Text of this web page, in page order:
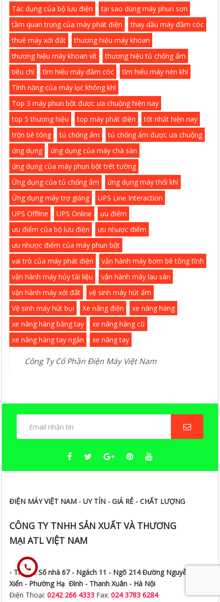
Tác dụng của bộ lưu điện
tại sao dùng máy phun sơn
tầm quan trọng của máy phát điện
thay dầu máy đầm cóc
thuê máy xới đất
thương hiệu máy khoan
thương hiệu máy khoan vít
thương hiệu tủ chống ẩm
tiêu chí
tìm hiểu máy đầm cóc
tìm hiểu máy nén khí
Tính năng của máy lọc không khí
Top 3 máy phun bột được ưa chuộng hiện nay
top 5 thương hiệu
top máy phát điện
tốt nhất hiện nay
trộn bê tông
tủ chống ẩm
tủ chống ẩm được ưa chuộng
ứng dụng
ứng dụng của máy chà sàn
ứng dụng của máy phun bột trét tường
Ứng dụng của tủ chống ẩm
ứng dụng máy thổi khí
Ứng dụng máy trợ giảng
UPS Line Interaction
UPS Offline
UPS Online
ưu điểm
ưu điểm của bộ lưu điện
ưu nhược điểm
ưu nhược điểm của máy phun bột
vai trò của máy phát điện
vận hành máy bơm bê tông tĩnh
vận hành máy hủy tài liệu
vận hành máy lau sàn
vận hành máy xới đất
vệ sinh máy hút ẩm
Vệ sinh máy hút bụi
Xe nâng điện
xe nâng hàng
xe nâng hàng bằng tay
xe nâng hàng cũ
xe nâng hàng tay ngắn
xe nâng tay
ĐIỆN MÁY VIỆT NAM - UY TÍN - GIÁ RẺ - CHẤT LƯỢNG
CÔNG TY TNHH SẢN XUẤT VÀ THƯƠNG
- Trụ sở: Số nhà 67 - Ngách 11 - Ngõ 214 Đường Nguyễn
Xiển -Phường Hạ Đình - Thanh Xuân - Hà Nội
Điện Thoại:
Hotline:0973.393.888/0984.087.833/ 0922.119.666
- Chi nhánh TP.HCM:Số 238 Đường Hoàng Hoa Thám -